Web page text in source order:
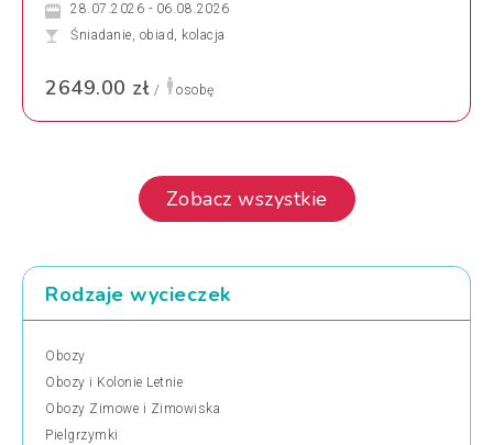
28.07.2026 - 06.08.2026
Śniadanie, obiad, kolacja
2649.00 zł / osobę
Zobacz wszystkie
Rodzaje wycieczek
Obozy
Obozy i Kolonie Letnie
Obozy Zimowe i Zimowiska
Pielgrzymki